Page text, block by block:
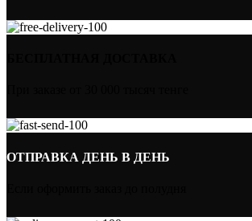
ОТПРАВКА ДЕНЬ В ДЕНЬ